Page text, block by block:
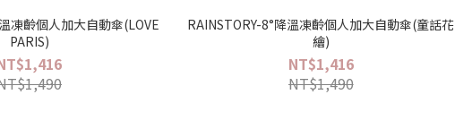
凍齡個人加大自動傘(LOVE
PARIS)
RAINSTORY-8°降溫凍齡個人加大自動傘(童話花
繪)
NT$1,416
NT$1,490